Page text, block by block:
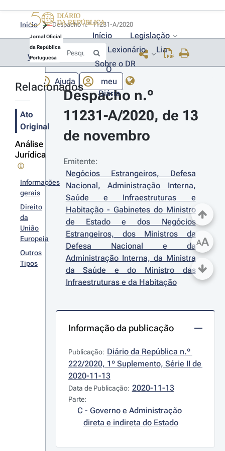
Jornal Oficial
da República
Portuguesa
Início
Legislação
Lexionário
Lia
Sobre o DR
Ajuda
O
meu
Diário
Início
Voltar
Relacionados
Ato
Original
Análise
Jurídica
Informações
gerais
Direito
da
União
Europeia
Outros
Tipos
Despacho n.º
11231-A/2020, de 13
de novembro
Emitente:
Negócios Estrangeiros, Defesa
Nacional, Administração Interna,
Saúde e Infraestruturas e
Habitação - Gabinetes do Ministro
de Estado e dos Negócios
Estrangeiros, dos Ministros da
Defesa Nacional e da
Administração Interna, da Ministra
da Saúde e do Ministro das
Infraestruturas e da Habitação
Informação da publicação
Publicação: Diário da República n.º
222/2020, 1º Suplemento, Série II de
2020-11-13
Data de Publicação: 2020-11-13
Parte:
C - Governo e Administração
direta e indireta do Estado
AA